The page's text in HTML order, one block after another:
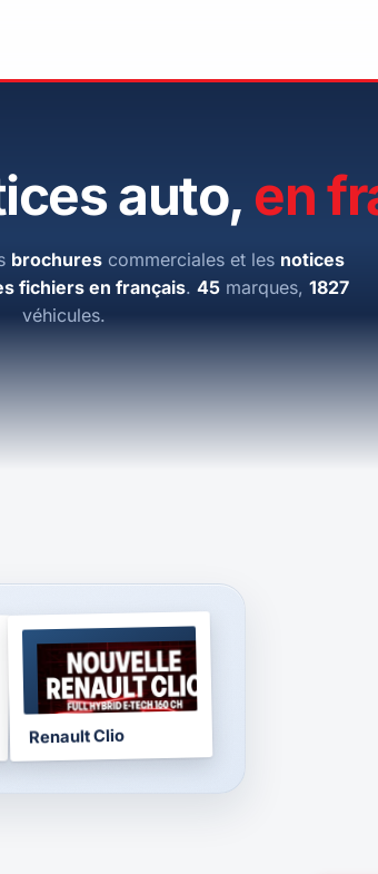
auto, en
brochures commerciales et les notices
fichiers en français. 45 marques, 1827
véhicules.
BROCHURE
2026
Renault Clio